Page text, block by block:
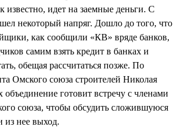
известно, идет на заемные деньги. С
некоторый напряг. Дошло до того, что
как сообщили «КВ» вряде банков,
самим взять кредит в банках и
обещая рассчитаться позже. По
Омского союза строителей Николая
готовит встречу с членами
союза, чтобы обсудить сложившуюся
из нее выход.